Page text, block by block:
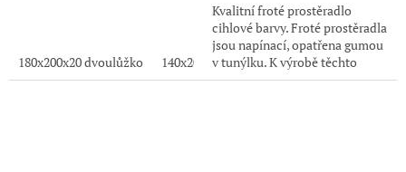
180x200x20 dvoulůžko 140x200x20 60x120x10 dětské
Kvalitní froté prostěradlo
cihlové barvy. Froté prostěradla
jsou napínací, opatřena gumou
v tunýlku. K výrobě těchto
prostěradel je používána